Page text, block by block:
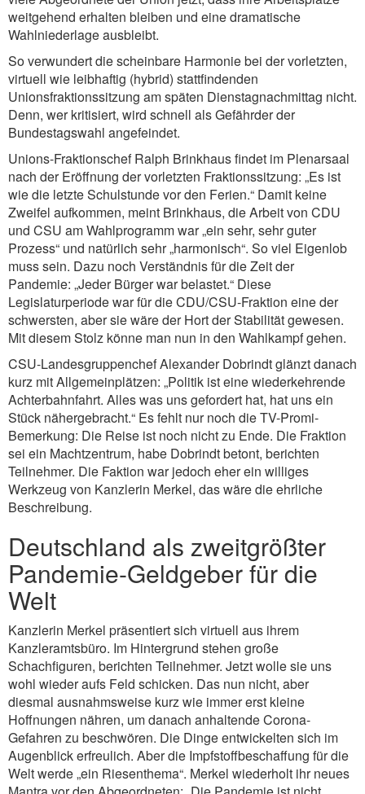
weitgehend erhalten bleiben und eine dramatische
Wahlniederlage ausbleibt.
So verwundert die scheinbare Harmonie bei der vorletzten,
virtuell wie leibhaftig (hybrid) stattfindenden
Unionsfraktionssitzung am späten Dienstagnachmittag nicht.
Denn, wer kritisiert, wird schnell als Gefährder der
Bundestagswahl angefeindet.
Unions-Fraktionschef Ralph Brinkhaus findet im Plenarsaal
nach der Eröffnung der vorletzten Fraktionssitzung: „Es ist
wie die letzte Schulstunde vor den Ferien.“ Damit keine
Zweifel aufkommen, meint Brinkhaus, die Arbeit von CDU
und CSU am Wahlprogramm war „ein sehr, sehr guter
Prozess“ und natürlich sehr „harmonisch“. So viel Eigenlob
muss sein. Dazu noch Verständnis für die Zeit der
Pandemie: „Jeder Bürger war belastet.“ Diese
Legislaturperiode war für die CDU/CSU-Fraktion eine der
schwersten, aber sie wäre der Hort der Stabilität gewesen.
Mit diesem Stolz könne man nun in den Wahlkampf gehen.
CSU-Landesgruppenchef Alexander Dobrindt glänzt danach
kurz mit Allgemeinplätzen: „Politik ist eine wiederkehrende
Achterbahnfahrt. Alles was uns gefordert hat, hat uns ein
Stück nähergebracht.“ Es fehlt nur noch die TV-Promi-
Bemerkung: Die Reise ist noch nicht zu Ende. Die Fraktion
sei ein Machtzentrum, habe Dobrindt betont, berichten
Teilnehmer. Die Faktion war jedoch eher ein williges
Werkzeug von Kanzlerin Merkel, das wäre die ehrliche
Beschreibung.
Deutschland als zweitgrößter
Pandemie-Geldgeber für die
Welt
Kanzlerin Merkel präsentiert sich virtuell aus ihrem
Kanzleramtsbüro. Im Hintergrund stehen große
Schachfiguren, berichten Teilnehmer. Jetzt wolle sie uns
wohl wieder aufs Feld schicken. Das nun nicht, aber
diesmal ausnahmsweise kurz wie immer erst kleine
Hoffnungen nähren, um danach anhaltende Corona-
Gefahren zu beschwören. Die Dinge entwickelten sich im
Augenblick erfreulich. Aber die Impfstoffbeschaffung für die
Welt werde „ein Riesenthema“. Merkel wiederholt ihr neues